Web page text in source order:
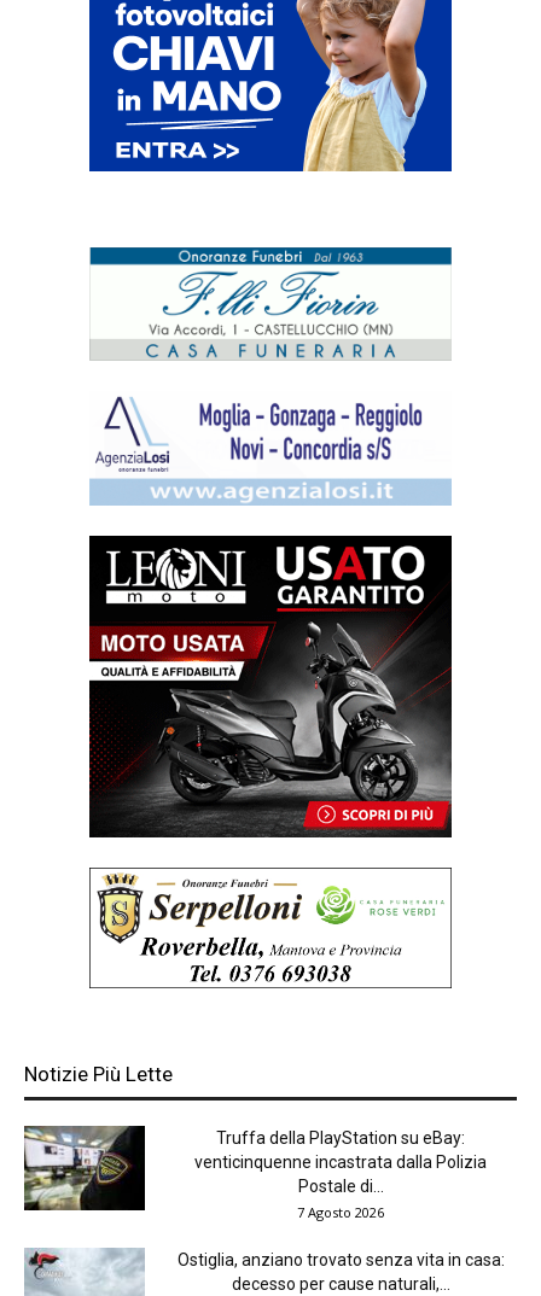
Notizie Più Lette
Truffa della PlayStation su eBay:
venticinquenne incastrata dalla Polizia
Postale di...
7 Agosto 2026
Ostiglia, anziano trovato senza vita in casa:
decesso per cause naturali,...